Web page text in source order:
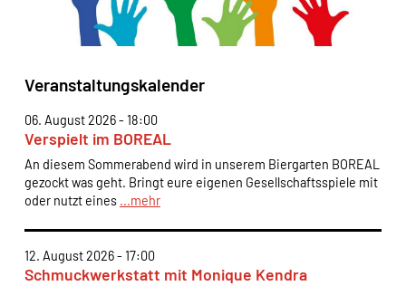
Veranstaltungskalender
06. August 2026 - 18:00
Verspielt im BOREAL
An diesem Sommerabend wird in unserem Biergarten BOREAL
gezockt was geht. Bringt eure eigenen Gesellschaftsspiele mit
oder nutzt eines ...mehr
12. August 2026 - 17:00
Schmuckwerkstatt mit Monique Kendra